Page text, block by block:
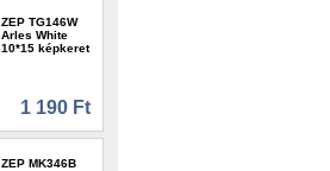
ZEP TG146W
Arles White
10*15 képkeret
1 190 Ft
ZEP MK346B